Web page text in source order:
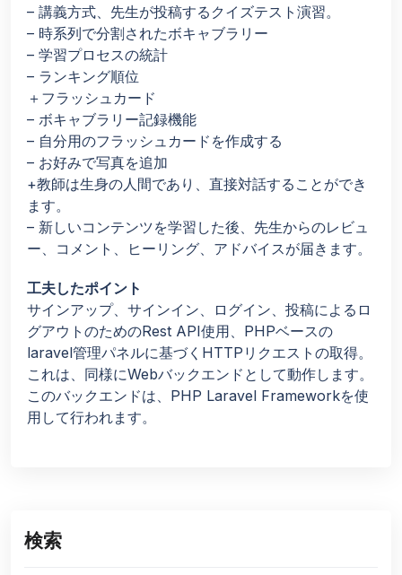
– 講義方式、先生が投稿するクイズテスト演習。
– 時系列で分割されたボキャブラリー
– 学習プロセスの統計
– ランキング順位
＋フラッシュカード
– ボキャブラリー記録機能
– 自分用のフラッシュカードを作成する
– お好みで写真を追加
+教師は生身の人間であり、直接対話することができ
ます。
– 新しいコンテンツを学習した後、先生からのレビュ
ー、コメント、ヒーリング、アドバイスが届きます。
工夫したポイント
サインアップ、サインイン、ログイン、投稿によるロ
グアウトのためのRest API使用、PHPベースの
laravel管理パネルに基づくHTTPリクエストの取得。
これは、同様にWebバックエンドとして動作します。
このバックエンドは、PHP Laravel Frameworkを使
用して行われます。
検索